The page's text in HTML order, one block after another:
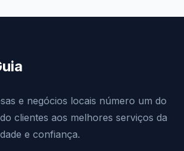
e negócios locais número um do
clientes aos melhores serviços da
e confiança.